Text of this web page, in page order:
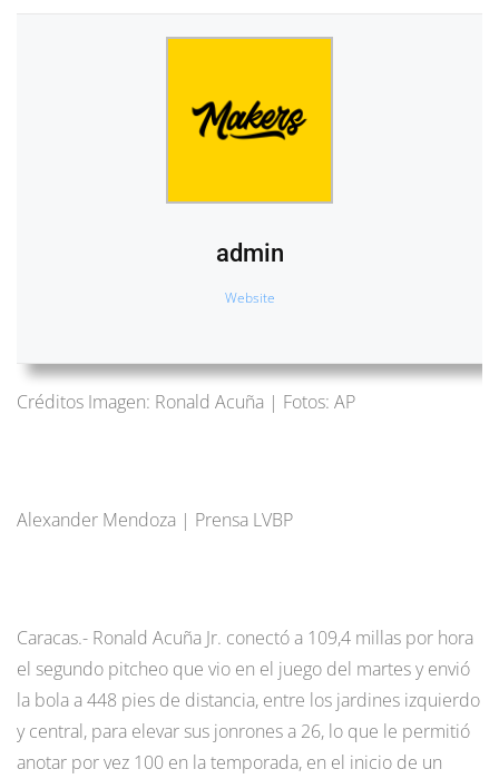
admin
Website
Créditos Imagen: Ronald Acuña | Fotos: AP
Alexander Mendoza | Prensa LVBP
Caracas.- Ronald Acuña Jr. conectó a 109,4 millas por hora
el segundo pitcheo que vio en el juego del martes y envió
la bola a 448 pies de distancia, entre los jardines izquierdo
y central, para elevar sus jonrones a 26, lo que le permitió
anotar por vez 100 en la temporada, en el inicio de un